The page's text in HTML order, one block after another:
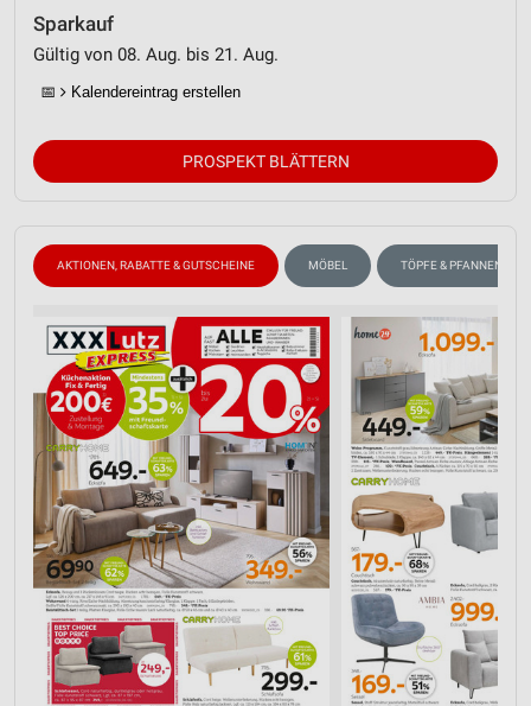
Sparkauf
Gültig von 08. Aug. bis 21. Aug.
📅 Kalendereintrag erstellen
PROSPEKT BLÄTTERN
AKTIONEN, RABATTE & GUTSCHEINE MÖBEL TÖPFE & PFANNEN